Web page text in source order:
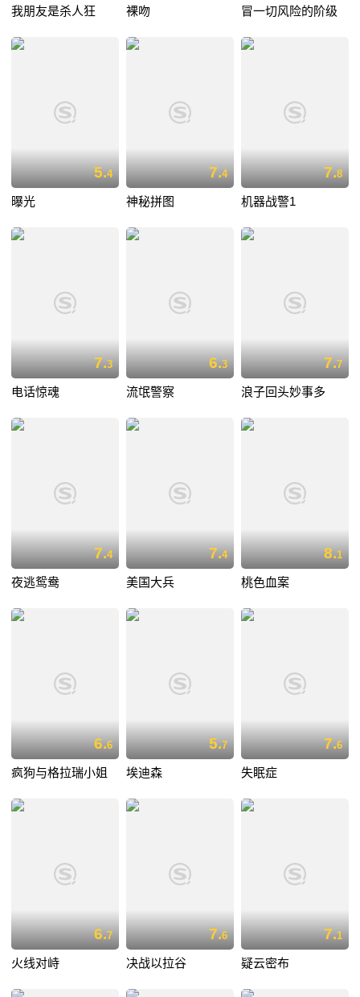
我朋友是杀人狂 裸吻 冒一切风险的阶级
5.4
曝光
7.4
神秘拼图
7.8
机器战警1
7.3
电话惊魂
6.3
流氓警察
7.7
浪子回头妙事多
7.4
夜逃鸳鸯
7.4
美国大兵
8.1
桃色血案
6.6
疯狗与格拉瑞小姐
5.7
埃迪森
7.6
失眠症
6.7
火线对峙
7.6
决战以拉谷
7.1
疑云密布